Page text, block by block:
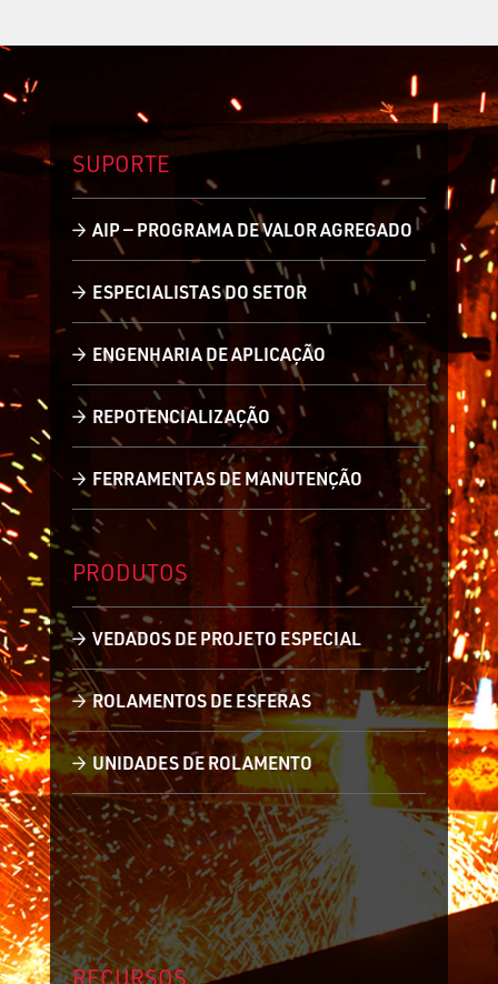
SUPORTE
AIP — PROGRAMA DE VALOR AGREGADO
ESPECIALISTAS DO SETOR
ENGENHARIA DE APLICAÇÃO
REPOTENCIALIZAÇÃO
FERRAMENTAS DE MANUTENÇÃO
PRODUTOS
VEDADOS DE PROJETO ESPECIAL
ROLAMENTOS DE ESFERAS
UNIDADES DE ROLAMENTO
RECURSOS